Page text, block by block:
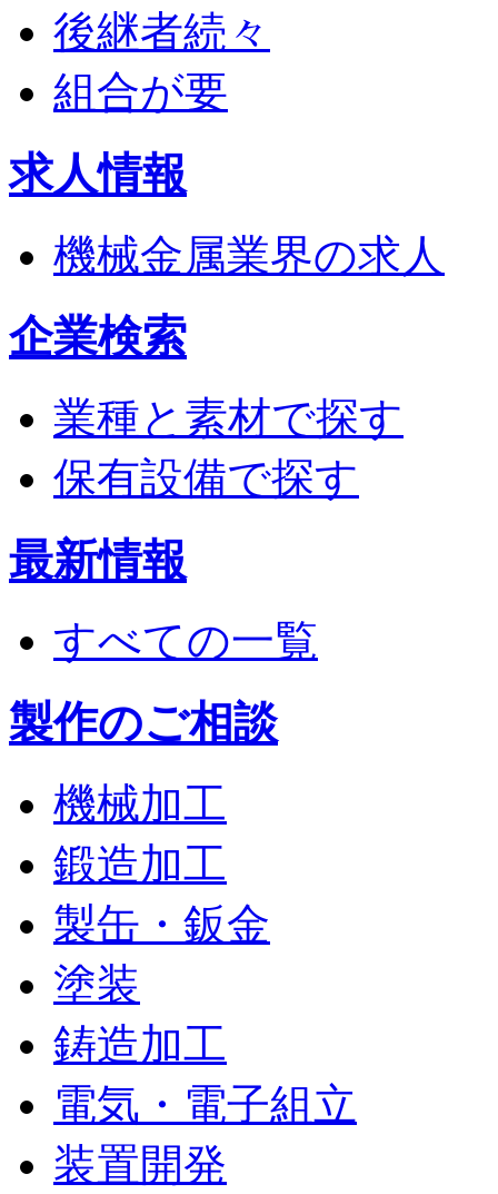
後継者続々
組合が要
求人情報
機械金属業界の求人
企業検索
業種と素材で探す
保有設備で探す
最新情報
すべての一覧
製作のご相談
機械加工
鍛造加工
製缶・鈑金
塗装
鋳造加工
電気・電子組立
装置開発